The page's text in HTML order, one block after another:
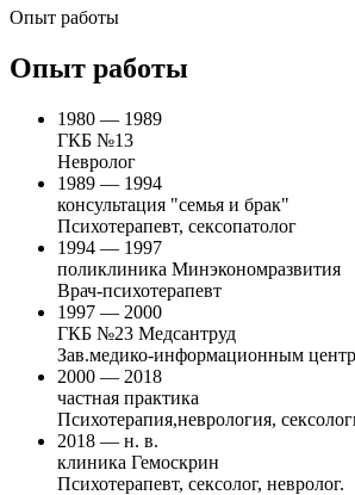
Опыт работы
Опыт работы
1980 — 1989
ГКБ №13
Невролог
1989 — 1994
консультация "семья и брак"
Психотерапевт, сексопатолог
1994 — 1997
поликлиника Минэкономразвития
Врач-психотерапевт
1997 — 2000
ГКБ №23 Медсантруд
Зав.медико-информационным
2000 — 2018
частная практика
Психотерапия,неврология,
2018 — н. в.
клиника Гемоскрин
Психотерапевт, сексолог, невролог.